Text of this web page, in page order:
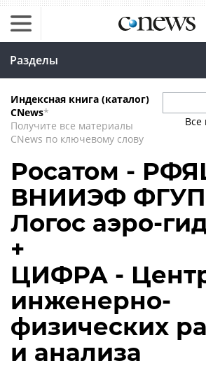
Разделы
Индексная книга (каталог)
CNews*
Получите все материалы
CNews по ключевому слову
Все
Росатом -
ВНИИЭФ
Логос аэро-
+
ЦИФРА -
инженерно-
физических
и анализа